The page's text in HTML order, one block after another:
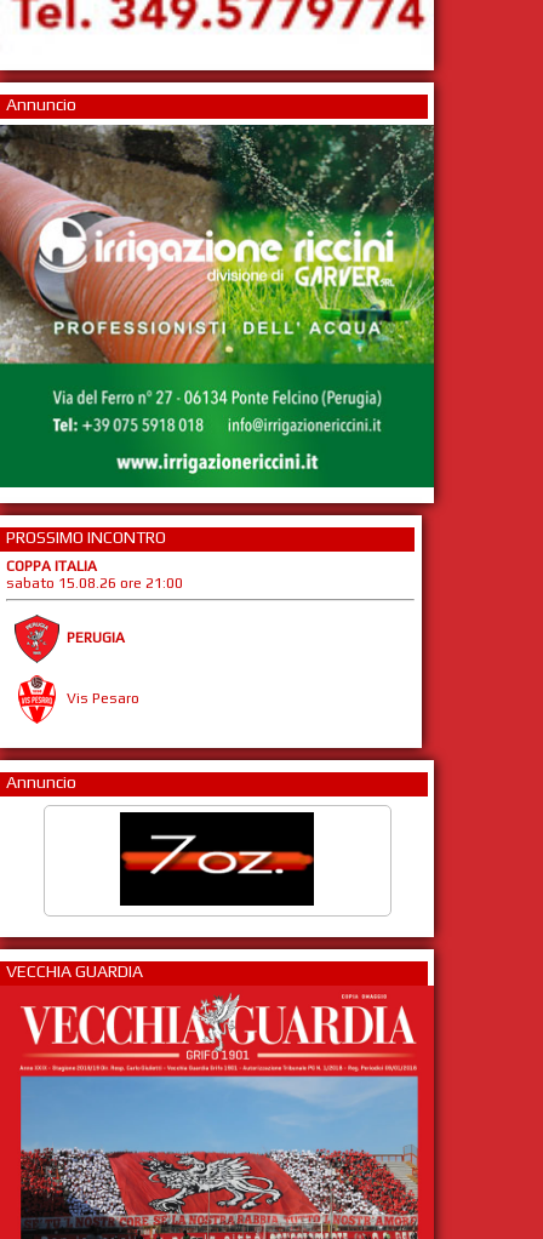
Annuncio
PROSSIMO INCONTRO
COPPA ITALIA
sabato 15.08.26 ore 21:00
PERUGIA
Vis Pesaro
Annuncio
VECCHIA GUARDIA